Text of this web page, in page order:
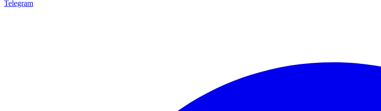
Telegram